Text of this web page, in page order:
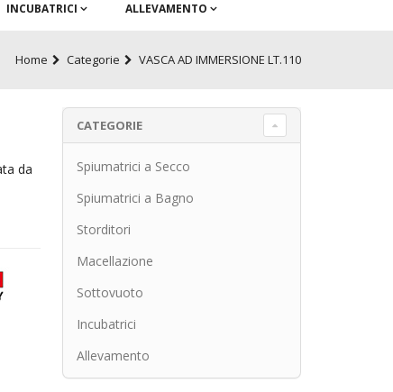
INCUBATRICI ALLEVAMENTO
Home Categorie VASCA AD IMMERSIONE LT.110
da
CATEGORIE
Spiumatrici a Secco
Spiumatrici a Bagno
Storditori
Macellazione
Sottovuoto
Incubatrici
Allevamento